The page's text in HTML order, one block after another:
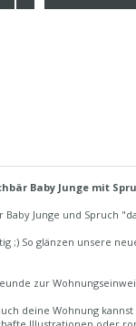
Baby Junge mit
Junge und Spruch
;) So glänzen unsere
zur
deine Wohnung